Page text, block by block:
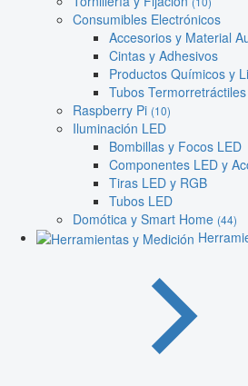
Consumibles Electrónicos
Accesorios y Material
Cintas y Adhesivos
Productos Químicos y
Tubos Termorretráctiles
Raspberry Pi (10)
Iluminación LED
Bombillas y Focos LED
Componentes LED y
Tiras LED y RGB
Tubos LED
Domótica y Smart Home (44)